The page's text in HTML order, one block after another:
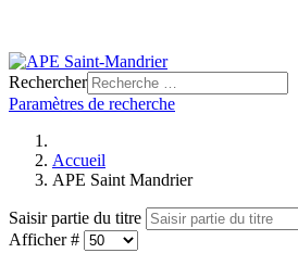
Rechercher
Paramètres de recherche
Accueil
APE Saint Mandrier
Saisir partie du titre
Afficher #